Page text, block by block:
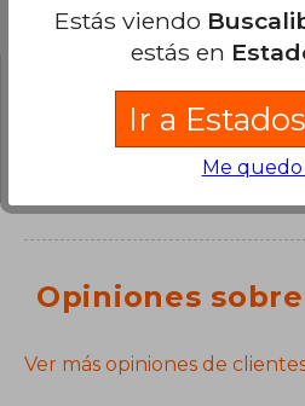
¿Tienes una pregunta
para poder
Opiniones
Ver más opiniones de
Estás viendo
estás en
Ir a
Me